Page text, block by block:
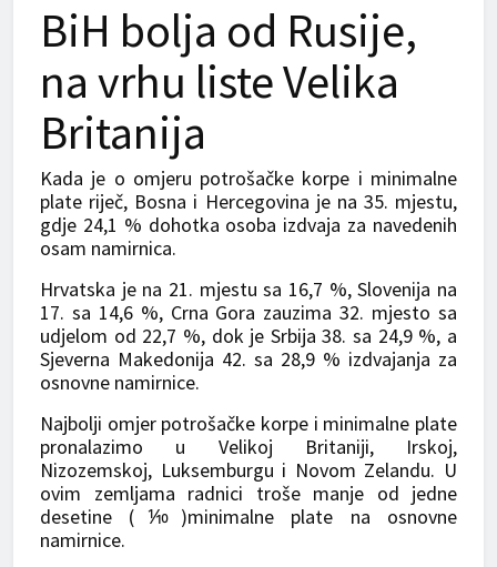
BiH bolja od Rusije,
na vrhu liste Velika
Britanija
Kada je o omjeru potrošačke korpe i minimalne
plate riječ, Bosna i Hercegovina je na 35. mjestu,
gdje 24,1 % dohotka osoba izdvaja za navedenih
osam namirnica.
Hrvatska je na 21. mjestu sa 16,7 %, Slovenija na
17. sa 14,6 %, Crna Gora zauzima 32. mjesto sa
udjelom od 22,7 %, dok je Srbija 38. sa 24,9 %, a
Sjeverna Makedonija 42. sa 28,9 % izdvajanja za
osnovne namirnice.
Najbolji omjer potrošačke korpe i minimalne plate
pronalazimo u Velikoj Britaniji, Irskoj,
Nizozemskoj, Luksemburgu i Novom Zelandu. U
ovim zemljama radnici troše manje od jedne
desetine (⅒)minimalne plate na osnovne
namirnice.